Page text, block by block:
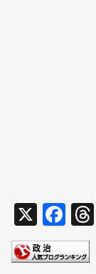
X
F
a
c